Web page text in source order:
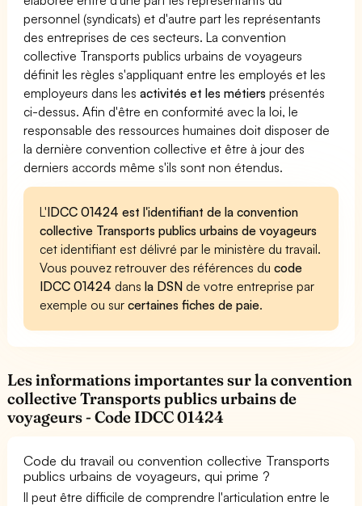
personnel (syndicats) et d'autre part les représentants
des entreprises de ces secteurs. La convention
collective Transports publics urbains de voyageurs
définit les règles s'appliquant entre les employés et les
employeurs dans lesactivités et les métiers présentés
ci-dessus. Afin d'être en conformité avec la loi, le
responsable des ressources humaines doit disposer de
la dernière convention collective et être à jour des
derniers accords même s'ils sont non étendus.
L'IDCC 01424 est l'identifiant de la convention
collective Transports publics urbains de voyageurs
cet identifiant est délivré par le ministère du travail.
Vous pouvez retrouver des références ducode
IDCC 01424 dansla DSN de votre entreprise par
exemple ou surcertaines fiches de paie.
Les informations importantes sur la convention
collective Transports publics urbains de
voyageurs - Code IDCC 01424
Code du travail ou convention collective Transports
publics urbains de voyageurs, qui prime ?
Il peut être difficile de comprendre l'articulation entre le